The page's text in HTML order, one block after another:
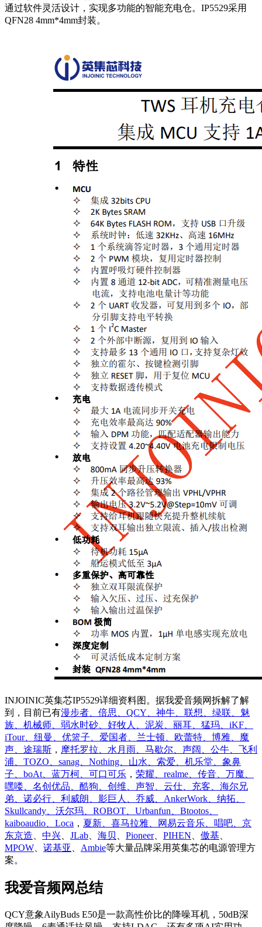
通过软件灵活设计，实现多功能的智能充电仓。IP5529采用
QFN28 4mm*4mm封装。
INJOINIC英集芯IP5529详细资料图。据我爱音频网拆解了解
到，目前已有漫步者、倍思、QCY、神牛、联想、绿联、魅
族、机械师、弱水时砂、好牧人、泥炭、丽耳、猛玛、iKF、
iTour、纽曼、优篮子、爱国者、兰士顿、欧蕾特、博雅、魔
声、途瑞斯 ， 摩托罗拉、水月雨、马歇尔、声阔、公牛、飞利
浦、TOZO、sanag、Nothing、山水、索爱、机乐堂、象鼻
子、boAt、蓝万柯、可口可乐 ， 荣耀、realme、传音、万魔、
嘿喽、名创优品、酷狗、创维、声智、云仕、充客、海尔兄
弟、诺必行、利威朗、影巨人、乔威、AnkerWork、纳拓、
Skullcandy、沃尔玛、ROBOT、Urbanfun、Btootos、
kaiboaudio、Loca ， 夏新、喜马拉雅、网易云音乐、唱吧、京
东京造
中兴 JLab 海贝 Pioneer、 PIHEN 傲基
MPOW
诺基亚 Ambie等大量品牌采用英集芯的电源管理方
案。
我爱音频网总结
QCY意象AilyBuds E50是一款高性价比的降噪耳机，50dB深